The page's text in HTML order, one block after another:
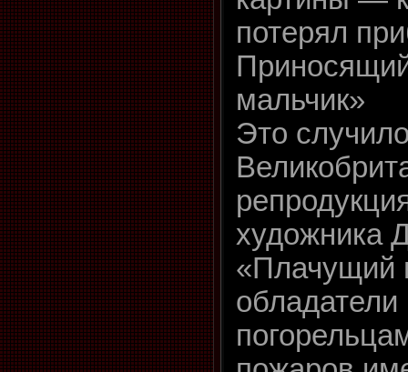
потерял
мальчик»
Это
художника
«Плачущий
обладатели